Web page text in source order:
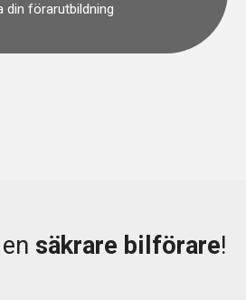
din förarutbildning
säkrare bilförare!